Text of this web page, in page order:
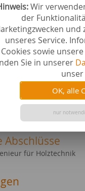
Wir
der
und
unseres Service.
Cookies sowie
Sie in unserer
unser
OK, alle
nur
bei
E-Books
Abschlüsse
für Holztechnik